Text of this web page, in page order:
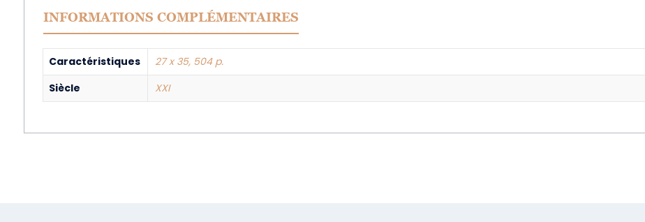
INFORMATIONS COMPLÉMENTAIRES
Caractéristiques
27 x 35, 504 p.
Siècle
XXI